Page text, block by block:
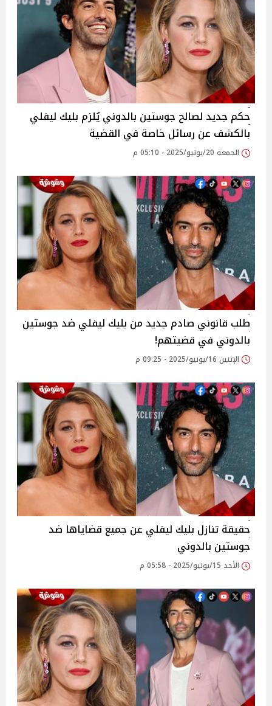
حكم جديد لصالح جوستين بالدوني يُلزم بليك ليفلي
بالكشف عن رسائل خاصة في القضية
الجمعة 20/يونيو/2025 - 05:10 م
طلب قانوني صادم جديد من بليك ليفلي ضد جوستين
بالدوني في قضيتهم!
الإثنين 16/يونيو/2025 - 09:25 م
حقيقة تنازل بليك ليفلي عن جميع قضاياها ضد
جوستين بالدوني
الأحد 15/يونيو/2025 - 05:58 م